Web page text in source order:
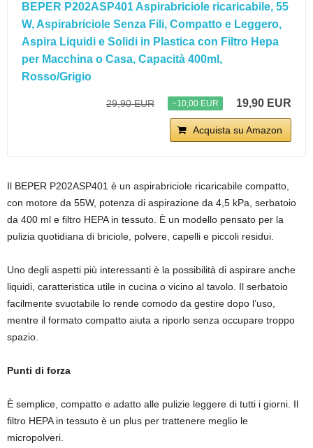
BEPER P202ASP401 Aspirabriciole ricaricabile, 55
W, Aspirabriciole Senza Fili, Compatto e Leggero,
Aspira Liquidi e Solidi in Plastica con Filtro Hepa
per Macchina o Casa, Capacità 400ml,
Rosso/Grigio
29,90 EUR −10,00 EUR 19,90 EUR
Acquista su Amazon
Il BEPER P202ASP401 è un aspirabriciole ricaricabile compatto,
con motore da 55W, potenza di aspirazione da 4,5 kPa, serbatoio
da 400 ml e filtro HEPA in tessuto. È un modello pensato per la
pulizia quotidiana di briciole, polvere, capelli e piccoli residui.
Uno degli aspetti più interessanti è la possibilità di aspirare anche
liquidi, caratteristica utile in cucina o vicino al tavolo. Il serbatoio
facilmente svuotabile lo rende comodo da gestire dopo l’uso,
mentre il formato compatto aiuta a riporlo senza occupare troppo
spazio.
Punti di forza
È semplice, compatto e adatto alle pulizie leggere di tutti i giorni. Il
filtro HEPA in tessuto è un plus per trattenere meglio le
micropolveri.